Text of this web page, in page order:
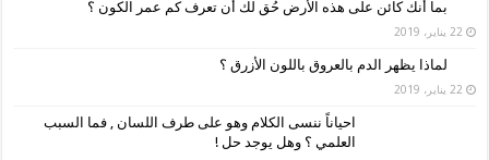
بما أنك كائن على هذه الأرض حُق لك أن تعرف كم عمر الكون ؟
22 يناير، 2019
لماذا يظهر الدم بالعروق باللون الأزرق ؟
22 يناير، 2019
احياناً ننسى الكلام وهو على طرف اللسان , فما السبب
العلمي ؟ وهل يوجد حل !